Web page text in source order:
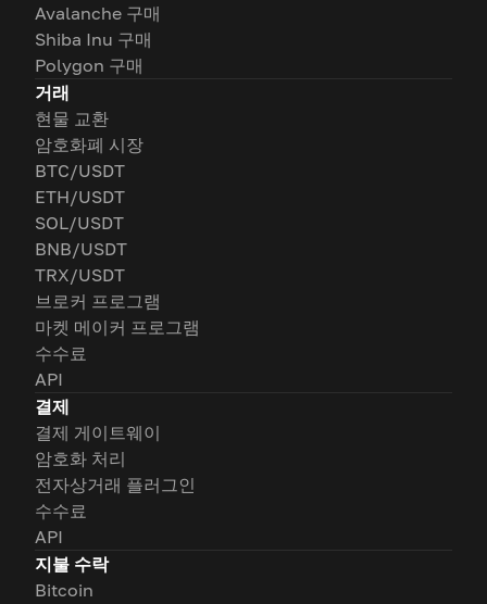
Avalanche 구매
Shiba Inu 구매
Polygon 구매
거래
현물 교환
암호화폐 시장
BTC/USDT
ETH/USDT
SOL/USDT
BNB/USDT
TRX/USDT
브로커 프로그램
마켓 메이커 프로그램
수수료
API
결제
결제 게이트웨이
암호화 처리
전자상거래 플러그인
수수료
API
지불 수락
Bitcoin